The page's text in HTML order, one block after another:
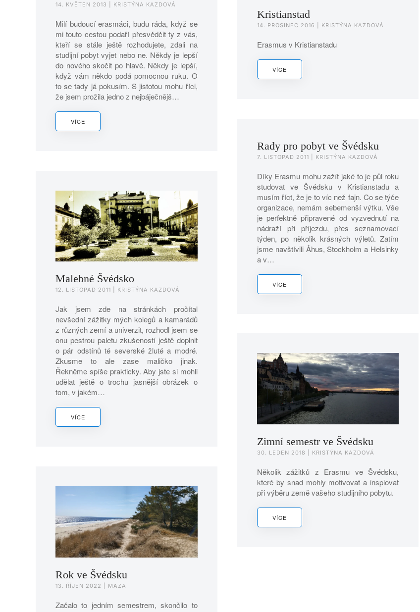
14. KVĚTEN 2013 | KRISTÝNA KAZDOVÁ
Milí budoucí erasmáci, budu ráda, když se
mi touto cestou podaří přesvědčit ty z vás,
kteří se stále ještě rozhodujete, zdali na
studijní pobyt vyjet nebo ne. Někdy je lepší
do nového skočit po hlavě. Někdy je lepší,
když vám někdo podá pomocnou ruku. O
to se tady já pokusím. S jistotou mohu říci,
že jsem prožila jedno z nejbáječnějš…
VÍCE
Kristianstad
14. PROSINEC 2016 | KRISTÝNA KAZDOVÁ
Erasmus v Kristianstadu
VÍCE
Malebné Švédsko
12. LISTOPAD 2011 | KRISTÝNA KAZDOVÁ
Jak jsem zde na stránkách pročítal
nevšední zážitky mých kolegů a kamarádů
z různých zemí a univerzit, rozhodl jsem se
onu pestrou paletu zkušeností ještě doplnit
o pár odstínů té severské žluté a modré.
Zkusme to ale zase maličko jinak.
Řekněme spíše prakticky. Aby jste si mohli
udělat ještě o trochu jasnější obrázek o
tom, v jakém…
VÍCE
Rady pro pobyt ve Švédsku
7. LISTOPAD 2011 | KRISTÝNA KAZDOVÁ
Díky Erasmu mohu zažít jaké to je půl roku
studovat ve Švédsku v Kristianstadu a
musím říct, že je to víc než fajn. Co se týče
organizace, nemám sebemenší výtku. Vše
je perfektně připravené od vyzvednutí na
nádraží při příjezdu, přes seznamovací
týden, po několik krásných výletů. Zatím
jsme navštívili Åhus, Stockholm a Helsinky
a v…
VÍCE
Rok ve Švédsku
13. ŘÍJEN 2022 | MAZA
Začalo to jedním semestrem, skončilo to
Zimní semestr ve Švédsku
30. LEDEN 2018 | KRISTÝNA KAZDOVÁ
Několik zážitků z Erasmu ve Švédsku,
které by snad mohly motivovat a inspiovat
při výběru země vašeho studijního pobytu.
VÍCE